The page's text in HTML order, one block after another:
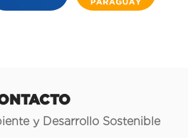
y Desarrollo Sostenible